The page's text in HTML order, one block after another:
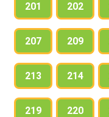
201 202
207 209
213 214
219 220